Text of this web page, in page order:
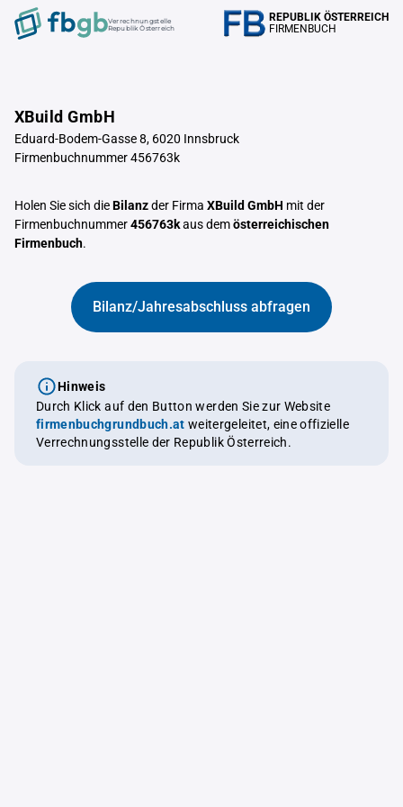
Verrechnungstelle
Republik Österreich
REPUBLIK ÖSTERREICH
FIRMENBUCH
XBuild GmbH
Eduard-Bodem-Gasse 8, 6020 Innsbruck
Firmenbuchnummer 456763k
Holen Sie sich dieBilanzder Firma XBuild GmbH mit der
Firmenbuchnummer456763kaus demösterreichischen
Firmenbuch.
Bilanz/Jahresabschluss abfragen
Hinweis
Durch Klick auf den Button werden Sie zur Website
firmenbuchgrundbuch.at weitergeleitet, eine offizielle
Verrechnungsstelle der Republik Österreich.